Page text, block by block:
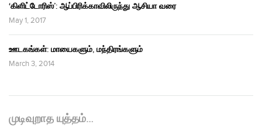
‘கிளிட்டோரிஸ்’: ஆப்பிரிக்காவிலிருந்து ஆசியா வரை
May 1, 2017
ஊடகங்கள்: மாயைகளும், மந்திரங்களும்
March 3, 2014
முடிவுறாத யுத்தம்…